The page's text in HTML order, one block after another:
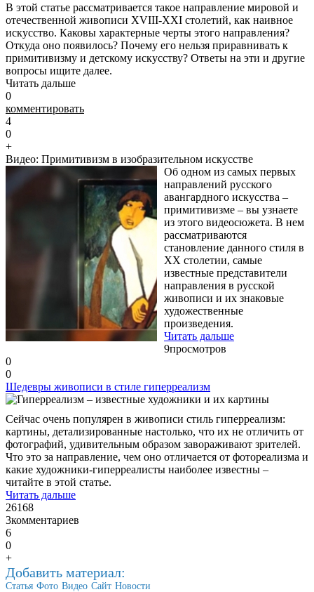
В этой статье рассматривается такое направление мировой и
отечественной живописи XVIII-XXI столетий, как наивное
искусство. Каковы характерные черты этого направления?
Откуда оно появилось? Почему его нельзя приравнивать к
примитивизму и детскому искусству? Ответы на эти и другие
вопросы ищите далее.
Читать дальше
0
комментировать
4
0
+
Видео: Примитивизм в изобразительном искусстве
Об одном из самых первых
направлений русского
авангардного искусства –
примитивизме – вы узнаете
из этого видеосюжета. В нем
рассматриваются
становление данного стиля в
XX столетии, самые
известные представители
направления в русской
живописи и их знаковые
художественные
произведения.
Читать дальше
9просмотров
0
0
Шедевры живописи в стиле гиперреализм
Сейчас очень популярен в живописи стиль гиперреализм:
картины, детализированные настолько, что их не отличить от
фотографий, удивительным образом завораживают зрителей.
Что это за направление, чем оно отличается от фотореализма и
какие художники-гиперреалисты наиболее известны –
читайте в этой статье.
Читать дальше
26168
3комментариев
6
0
+
Добавить материал:
Статья Фото Видео Сайт Новости